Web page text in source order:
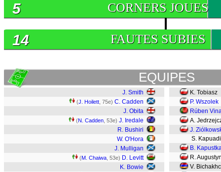
CORNERS JOUES
5
FAUTES SUBIES
14
EQUIPES
J. Smith
(J. Hoilett , 75e) C. Cadden
J. Obita
(N. Cadden , 53e) J. Iredale
R. Bushiri
W. O'Hora
J. Mulligan
(M. Chaiwa , 53e) D. Levitt
K. Bowie
K. Tobiasz
P. Wszolek
Rúben
A.
J.
S. Kapuadi
B.
R.
V.